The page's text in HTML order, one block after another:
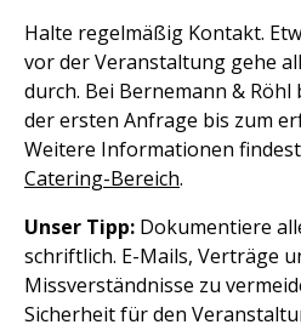
Halte regelmäßig Kontakt.
vor der Veranstaltung gehe
durch. Bei Bernemann &
der ersten Anfrage bis zum
Weitere Informationen
Catering-Bereich.
Unser Tipp: Dokumentiere
schriftlich. E-Mails, Verträge
Missverständnisse zu
Sicherheit für den